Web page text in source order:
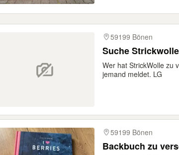
59199 Bönen
Suche
Wer hat StrickWolle zu
jemand meldet. LG
59199 Bönen
Backbuch zu